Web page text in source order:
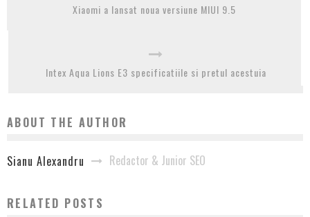
Xiaomi a lansat noua versiune MIUI 9.5
Intex Aqua Lions E3 specificatiile si pretul acestuia
ABOUT THE AUTHOR
Sianu Alexandru Redactor & Junior SEO
RELATED POSTS